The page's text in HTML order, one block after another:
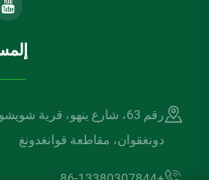
رقم 63، شارع ينهو، قرية
دونغقوان، مقاطعة قوانغدونغ